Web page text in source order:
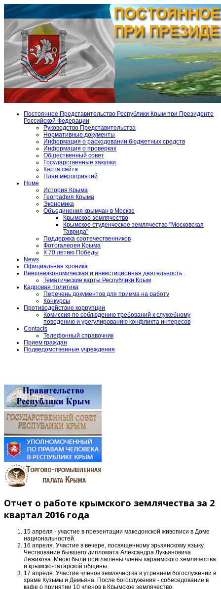
Постоянное Представительство Республики Крым при Президенте
Российской Федерации
Руководство Представительства
Нормативные документы
Информация о расходовании бюджетных средств
Информация о проверках
Общественный совет
Государственные закупки
Карта сайта
План мероприятий
Номе
История Крыма
География Крыма
Экономика
Объединения крымчан в Москве
Крымское землячество
Крымское студенческое землячество "Московская
Таврида"
Поддержка соотечественников
Фотогалерея Крыма
К 70 летию Победы
News
Официальная хроника
Внешнеэкономическая и инвестиционная деятельность
Тематические карты Республики Крым
Кадровая политика
Перечень документов для приема на работу
Конкурсы
Противодействие коррупции
Комиссия по соблюдению требований к служебному
поведению и урегулированию конфликта интересов
Contacts
Телефонный справочник
Прием граждан
Подведомственные учреждения
Отчет о работе крымского землячества за 2
квартал 2016 года
15 апреля - участие в презентации македонской живописи в Доме
национальностей.
16 апреля. Участие в вечере, посвященному эрьзянскому языку.
Чествование бывшего дипломата Александра Лукьяновича
Лежикова. Мною были приглашены члены караимского землячества
и крымско-татарской общины.
17 апреля. Участие членов землячества в утреннем богослужении в
храме Кузьмы и Демьяна. После богослужения - собеседование в
кафе о принятии 10 членов в Крымское землячество.